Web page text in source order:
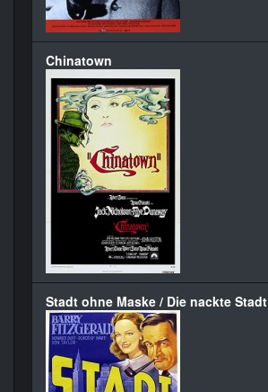
Chinatown
Stadt ohne Maske / Die nackte Stadt